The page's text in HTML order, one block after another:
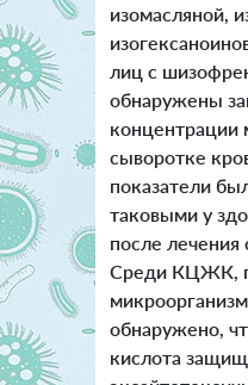
изомасляной,
лиц с
обнаружены
концентрации
сыворотке
показатели
таковыми у
после лечения
Среди КЦЖК,
обнаружено,
кислота